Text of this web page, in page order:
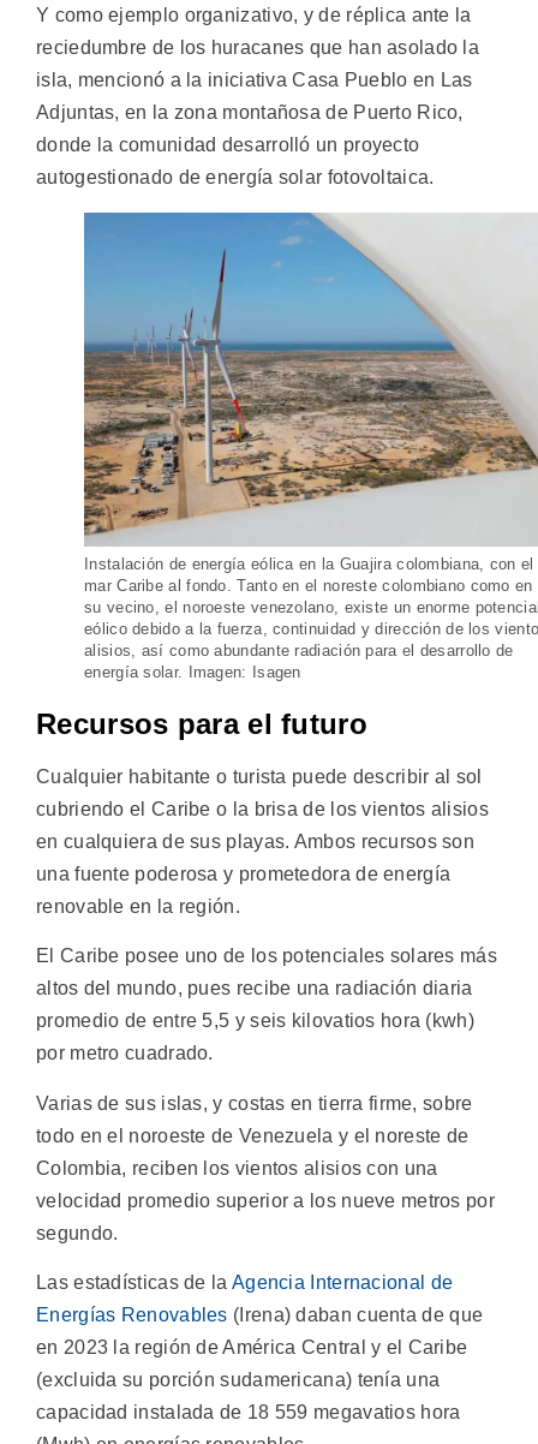
Y como ejemplo organizativo, y de réplica ante la
reciedumbre de los huracanes que han asolado la
isla, mencionó a la iniciativa Casa Pueblo en Las
Adjuntas, en la zona montañosa de Puerto Rico,
donde la comunidad desarrolló un proyecto
autogestionado de energía solar fotovoltaica.
Instalación de energía eólica en la Guajira colombiana, con el
mar Caribe al fondo. Tanto en el noreste colombiano como en
su vecino, el noroeste venezolano, existe un enorme
eólico debido a la fuerza, continuidad y dirección de los
alisios, así como abundante radiación para el desarrollo de
energía solar. Imagen: Isagen
Recursos para el futuro
Cualquier habitante o turista puede describir al sol
cubriendo el Caribe o la brisa de los vientos alisios
en cualquiera de sus playas. Ambos recursos son
una fuente poderosa y prometedora de energía
renovable en la región.
El Caribe posee uno de los potenciales solares más
altos del mundo, pues recibe una radiación diaria
promedio de entre 5,5 y seis kilovatios hora (kwh)
por metro cuadrado.
Varias de sus islas, y costas en tierra firme, sobre
todo en el noroeste de Venezuela y el noreste de
Colombia, reciben los vientos alisios con una
velocidad promedio superior a los nueve metros por
segundo.
Las estadísticas de la Agencia Internacional de
Energías Renovables (Irena) daban cuenta de que
en 2023 la región de América Central y el Caribe
(excluida su porción sudamericana) tenía una
capacidad instalada de 18 559 megavatios hora